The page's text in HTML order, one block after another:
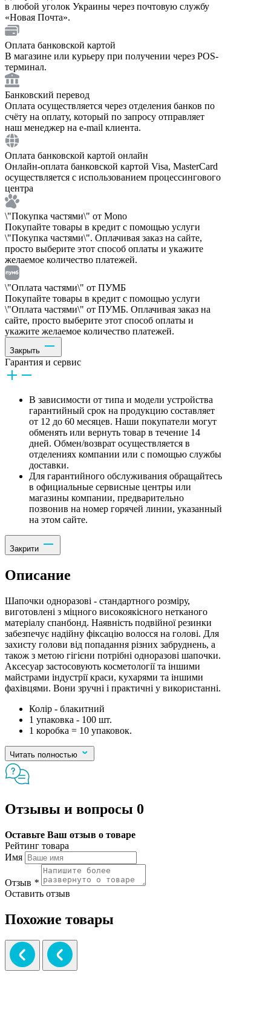
в любой уголок Украины через почтовую службу
«Новая Почта».
Оплата банковской картой
В магазине или курьеру при получении через POS-
терминал.
Банковский перевод
Оплата осуществляется через отделения банков по
счёту на оплату, который по запросу отправляет
наш менеджер на e-mail клиента.
Оплата банковской картой онлайн
Онлайн-оплата банковской картой Visa, MasterCard
осуществляется с использованием процессингового
центра
\"Покупка частями\" от Mono
Покупайте товары в кредит с помощью услуги
\"Покупка частями\". Оплачивая заказ на сайте,
просто выберите этот способ оплаты и укажите
желаемое количество платежей.
\"Оплата частями\" от ПУМБ
Покупайте товары в кредит с помощью услуги
\"Оплата частями\" от ПУМБ. Оплачивая заказ на
сайте, просто выберите этот способ оплаты и
укажите желаемое количество платежей.
Закрыть
Гарантия и сервис
В зависимости от типа и модели устройства
гарантийный срок на продукцию составляет
от 12 до 60 месяцев. Наши покупатели могут
обменять или вернуть товар в течение 14
дней. Обмен/возврат осуществляется в
отделениях компании или с помощью службы
доставки.
Для гарантийного обслуживания обращайтесь
в официальные сервисные центры или
магазины компании, предварительно
позвонив на номер горячей линии, указанный
на этом сайте.
Закрити
Описание
Шапочки одноразові - стандартного розміру,
виготовлені з міцного високоякісного нетканого
матеріалу спанбонд. Наявність подвійної резинки
забезпечує надійну фіксацію волосся на голові. Для
захисту голови від попадання різних забруднень, а
також з метою гігієни потрібні одноразові шапочки.
Аксесуар застосовують косметології та іншими
майстрами індустрії краси, кухарями та іншими
фахівцями. Вони зручні і практичні у використанні.
Колір - блакитний
1 упаковка - 100 шт.
1 коробка = 10 упаковок.
Читать полностью
Отзывы и вопросы 0
Оставьте Ваш отзыв о товаре
Рейтинг товара
Имя
Отзыв *
Оставить отзыв
Похожие товары